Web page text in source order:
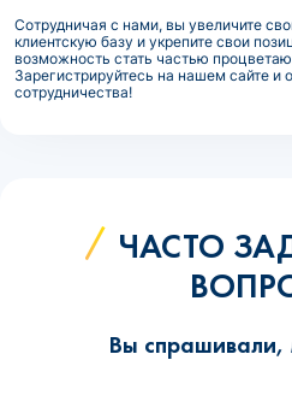
Сотрудничая с нами, вы увеличите
клиентскую базу и укрепите свои
возможность стать частью
Зарегистрируйтесь на нашем сайте
сотрудничества!
ЧАСТО
Вы